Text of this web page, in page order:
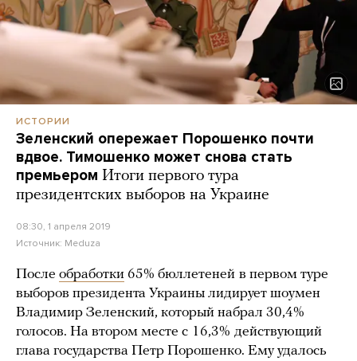
ИСТОРИИ
Зеленский опережает Порошенко почти
вдвое. Тимошенко может снова стать
премьером Итоги первого тура
президентских выборов на Украине
08:30, 1 апреля 2019
Источник: Meduza
После обработки 65% бюллетеней в первом туре
выборов президента Украины лидирует шоумен
Владимир Зеленский, который набрал 30,4%
голосов. На втором месте с 16,3% действующий
глава государства Петр Порошенко. Ему удалось